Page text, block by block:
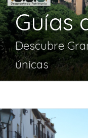
Guías
Descubre
únicas